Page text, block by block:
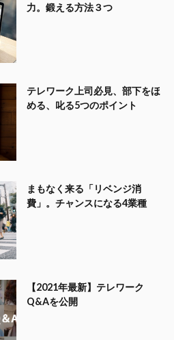
力。鍛える方法３つ
テレワーク上司必見、部下をほ
める、叱る5つのポイント
まもなく来る「リベンジ消
費」。チャンスになる4業種
【2021年最新】テレワーク
Q&Aを公開